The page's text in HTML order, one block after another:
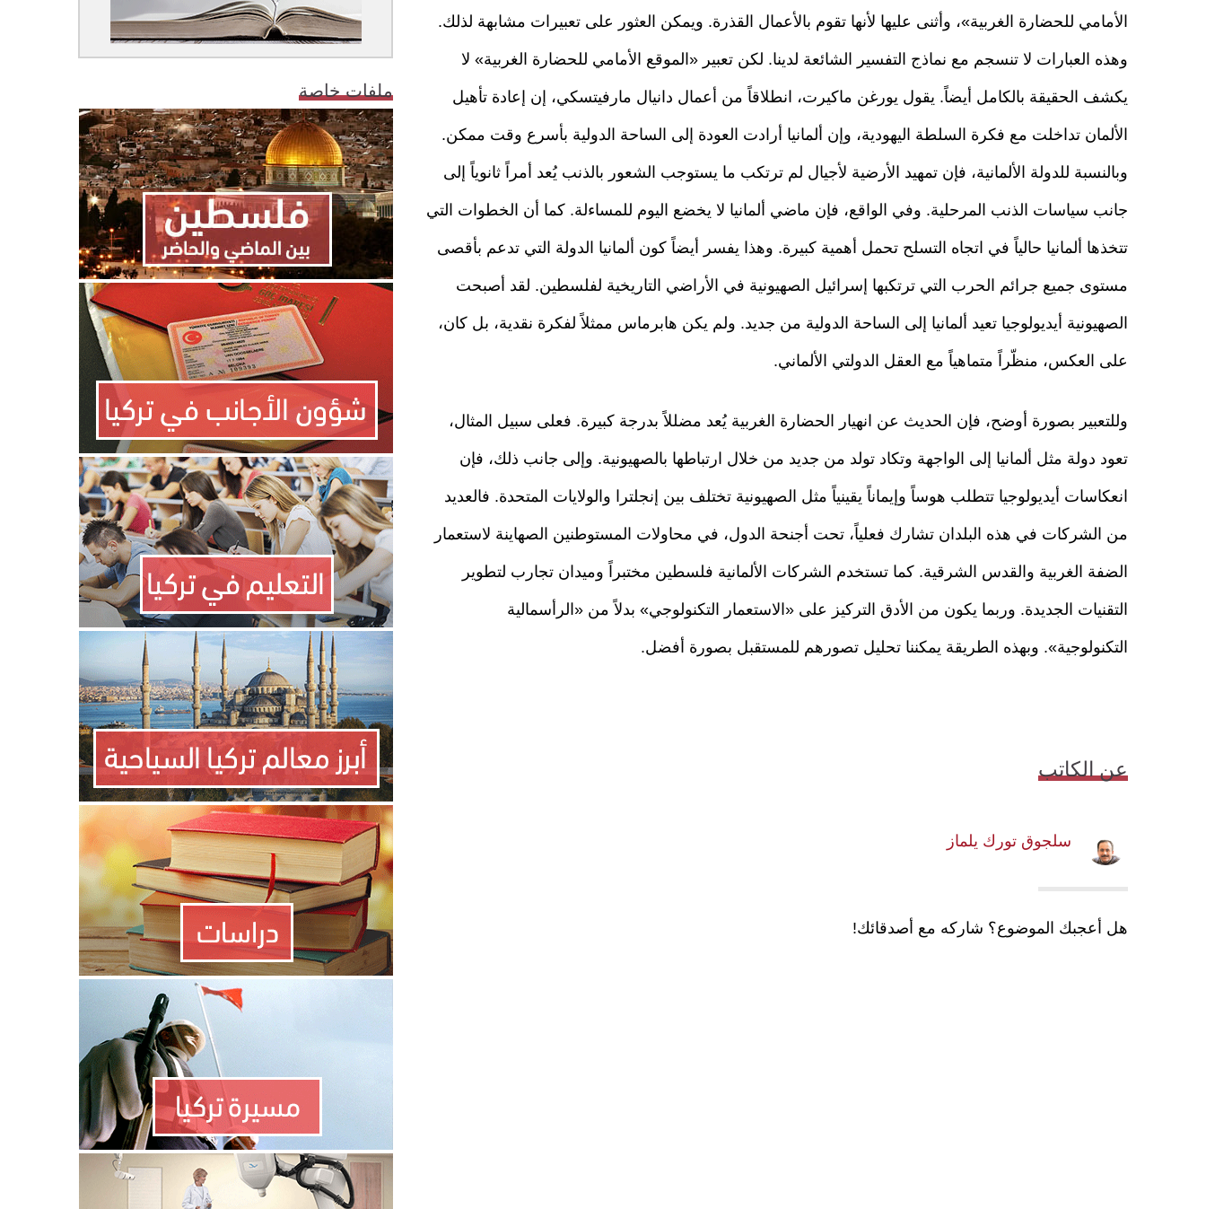
الأمامي للحضارة الغربية»، وأثنى عليها لأنها تقوم بالأعمال القذرة. ويمكن العثور على تعبيرات مشابهة لذلك.
وهذه العبارات لا تنسجم مع نماذج التفسير الشائعة لدينا. لكن تعبير «الموقع الأمامي للحضارة الغربية» لا
يكشف الحقيقة بالكامل أيضاً. يقول يورغن ماكيرت، انطلاقاً من أعمال دانيال مارفيتسكي، إن إعادة تأهيل
الألمان تداخلت مع فكرة السلطة اليهودية، وإن ألمانيا أرادت العودة إلى الساحة الدولية بأسرع وقت ممكن.
وبالنسبة للدولة الألمانية، فإن تمهيد الأرضية لأجيال لم ترتكب ما يستوجب الشعور بالذنب يُعد أمراً ثانوياً إلى
جانب سياسات الذنب المرحلية. وفي الواقع، فإن ماضي ألمانيا لا يخضع اليوم للمساءلة. كما أن الخطوات التي
تتخذها ألمانيا حالياً في اتجاه التسلح تحمل أهمية كبيرة. وهذا يفسر أيضاً كون ألمانيا الدولة التي تدعم بأقصى
مستوى جميع جرائم الحرب التي ترتكبها إسرائيل الصهيونية في الأراضي التاريخية لفلسطين. لقد أصبحت
الصهيونية أيديولوجيا تعيد ألمانيا إلى الساحة الدولية من جديد. ولم يكن هابرماس ممثلاً لفكرة نقدية، بل كان،
على العكس، منظّراً متماهياً مع العقل الدولتي الألماني.
وللتعبير بصورة أوضح، فإن الحديث عن انهيار الحضارة الغربية يُعد مضللاً بدرجة كبيرة. فعلى سبيل المثال،
تعود دولة مثل ألمانيا إلى الواجهة وتكاد تولد من جديد من خلال ارتباطها بالصهيونية. وإلى جانب ذلك، فإن
انعكاسات أيديولوجيا تتطلب هوساً وإيماناً يقينياً مثل الصهيونية تختلف بين إنجلترا والولايات المتحدة. فالعديد
من الشركات في هذه البلدان تشارك فعلياً، تحت أجنحة الدول، في محاولات المستوطنين الصهاينة لاستعمار
الضفة الغربية والقدس الشرقية. كما تستخدم الشركات الألمانية فلسطين مختبراً وميدان تجارب لتطوير
التقنيات الجديدة. وربما يكون من الأدق التركيز على «الاستعمار التكنولوجي» بدلاً من «الرأسمالية
التكنولوجية». وبهذه الطريقة يمكننا تحليل تصورهم للمستقبل بصورة أفضل.
عن الكاتب
سلجوق تورك يلماز
هل أعجبك الموضوع؟ شاركه مع أصدقائك!
ملفات خاصة